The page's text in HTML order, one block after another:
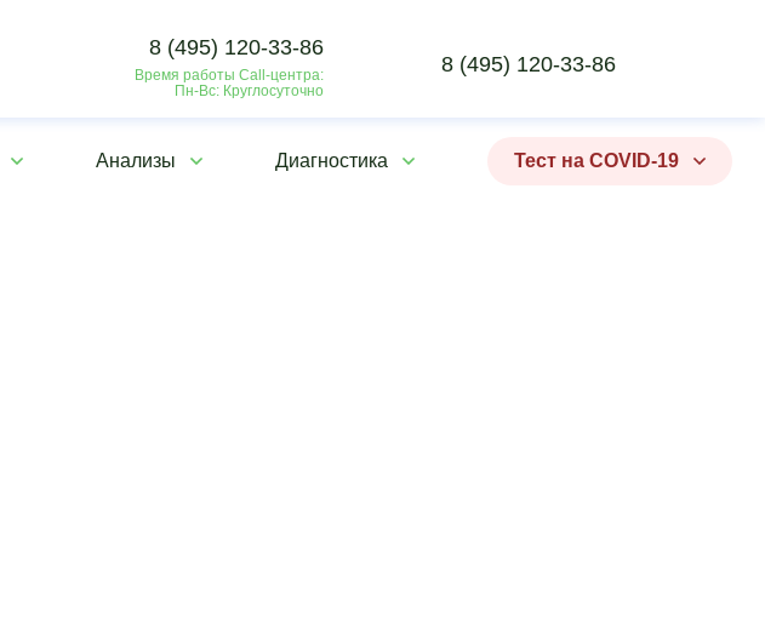
8 (495) 120-33-86
Время работы Call-центра:
Пн-Вс: Круглосуточно
8 (495) 120-33-86
Анализы Диагностика Тест на COVID-19